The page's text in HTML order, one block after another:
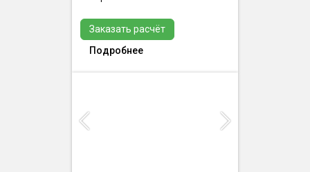
Заказать расчёт
Подробнее
Previous Next